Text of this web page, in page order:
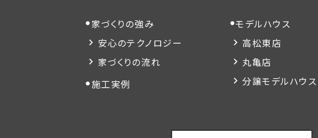
家づくりの強み
安心のテクノロジー
家づくりの流れ
施工実例
モデルハウス
高松東店
丸亀店
分譲モデルハウス